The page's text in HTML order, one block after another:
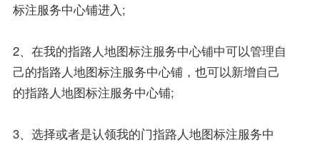
标注服务中心铺进入;
2、在我的指路人地图标注服务中心铺中可以管理自
己的指路人地图标注服务中心铺，也可以新增自己
的指路人地图标注服务中心铺;
3、选择或者是认领我的门指路人地图标注服务中